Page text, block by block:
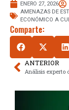
ENERO 27, 2026
AMENAZAS DE
ECONÓMICO A
Comparte:
ANTERIOR